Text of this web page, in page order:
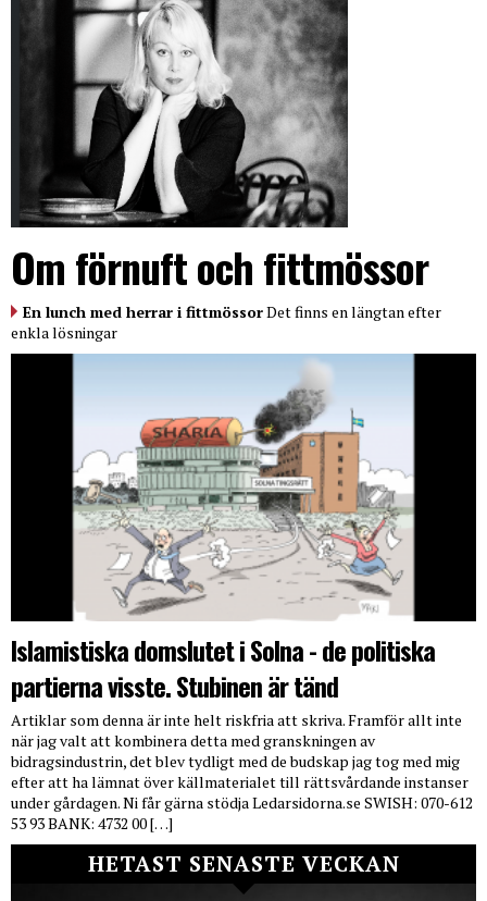
Om förnuft och fittmössor
En lunch med herrar i fittmössorDet finns en längtan efter
enkla lösningar
Islamistiska domslutet i Solna - de politiska
partierna visste. Stubinen är tänd
Artiklar som denna är inte helt riskfria att skriva. Framför allt inte
när jag valt att kombinera detta med granskningen av
bidragsindustrin, det blev tydligt med de budskap jag tog med mig
efter att ha lämnat över källmaterialet till rättsvårdande instanser
under gårdagen. Ni får gärna stödja Ledarsidorna.se SWISH: 070-612
53 93 BANK: 4732 00 […]
HETAST SENASTE VECKAN